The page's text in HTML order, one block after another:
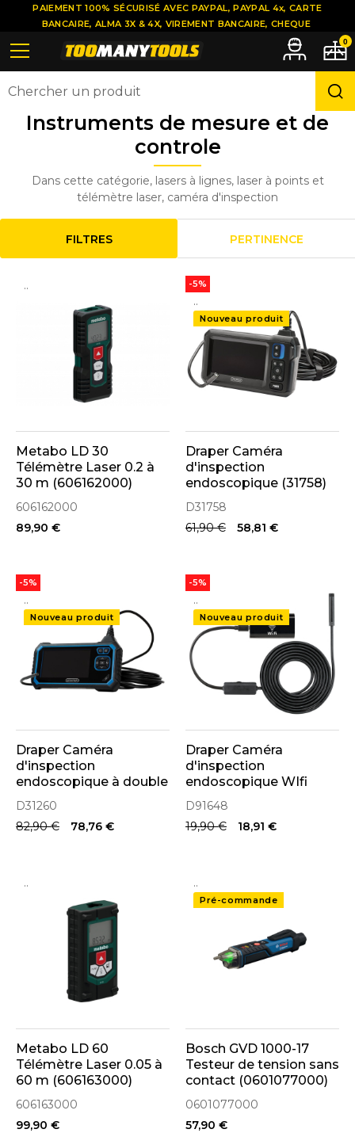
Instruments de mesure et de
controle
Dans cette catégorie, lasers à lignes, laser à points et
télémètre laser, caméra d'inspection
FILTRES PERTINENCE
..
Metabo LD 30
Télémètre Laser 0.2 à
30 m (606162000)
606162000
89,90 €
..
Nouveau produit
Draper Caméra
d'inspection
endoscopique (31758)
D31758
61,90 €
-5%
58,81 €
..
Nouveau produit
Draper Caméra
d'inspection
endoscopique à double
objectif (31260)
D31260
82,90 €
-5%
78,76 €
..
Nouveau produit
Draper Caméra
d'inspection
endoscopique WIfi
(91648)
D91648
19,90 €
-5%
18,91 €
..
Metabo LD 60
Télémètre Laser 0.05 à
60 m (606163000)
606163000
99,90 €
..
Pré-commande
Bosch GVD 1000-17
Testeur de tension sans
contact (0601077000)
0601077000
57,90 €
PAIEMENT 100% SÉCURISÉ AVEC PAYPAL, PAYPAL 4x, CARTE
BANCAIRE, ALMA 3X & 4X, VIREMENT BANCAIRE, CHEQUE
0